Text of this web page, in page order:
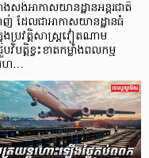
ងសង់អាកាសយានដ្ឋានអន្តរជាតិ
ដែលជាអាកាសយានដ្ឋានធំ
ងប្រវត្តិសាស្ត្រវៀតណាម
វិបត្តិខ្វះខាតកម្លាំងពលកម្ម
រហ…